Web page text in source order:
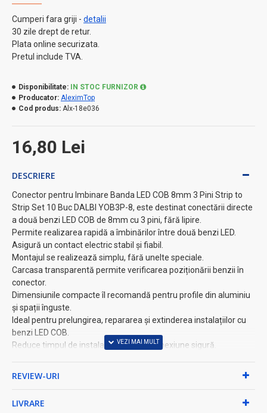
Cumperi fara griji - detalii
30 zile drept de retur.
Plata online securizata.
Pretul include TVA.
16,80 Lei
Disponibilitate: IN STOC FURNIZOR
Producator: AleximTop
Cod produs: Alx-18e036
DESCRIERE
Conector pentru Imbinare Banda LED COB 8mm 3 Pini Strip to
Strip Set 10 Buc DALBI YOB3P-8, este destinat conectării directe
a două benzi LED COB de 8mm cu 3 pini, fără lipire.
Permite realizarea rapidă a îmbinărilor între două benzi LED.
Asigură un contact electric stabil și fiabil.
Montajul se realizează simplu, fără unelte speciale.
Carcasa transparentă permite verificarea poziționării benzii în
conector.
Dimensiunile compacte îl recomandă pentru profile din aluminiu
și spații înguste.
Ideal pentru prelungirea, repararea și extinderea instalațiilor cu
benzi LED COB.
Reduce timpul de instalare și oferă o conexiune sigură.
Conectare bandă LED COB 3 pini
REVIEW-URI
LIVRARE